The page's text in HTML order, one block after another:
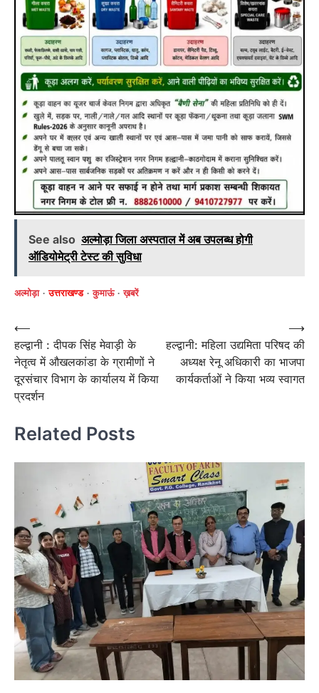
See also अल्मोड़ा जिला अस्पताल में अब उपलब्ध होगी
ऑडियोमेट्री टेस्ट की सुविधा
अल्मोड़ा उत्तराखण्ड कुमाऊं ख़बरें
Post
navigation
⟵
हल्द्वानी : दीपक सिंह मेवाड़ी के
नेतृत्व में औखलकांडा के ग्रामीणों ने
दूरसंचार विभाग के कार्यालय में किया
प्रदर्शन
हल्द्वानी: महिला उद्यमिता परिषद की
अध्यक्ष रेनू अधिकारी का भाजपा
कार्यकर्ताओं ने किया भव्य स्वागत
⟶
Related Posts